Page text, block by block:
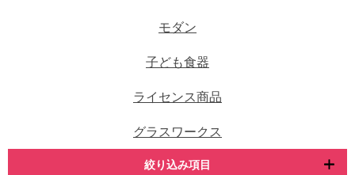
モダン
子ども食器
ライセンス商品
グラスワークス
絞り込み項目